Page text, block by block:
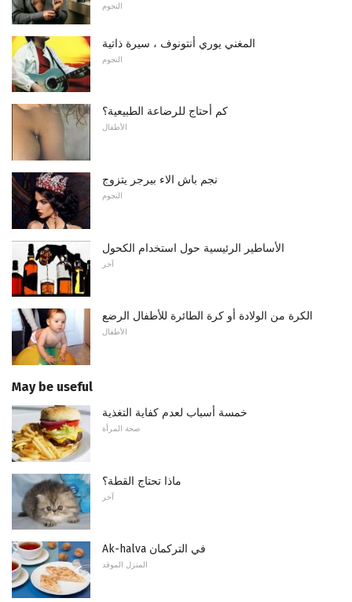
النجوم
المغني يوري أنتونوف ، سيرة ذاتية
النجوم
كم أحتاج للرضاعة الطبيعية؟
الأطفال
نجم باش الاء بيرجر يتزوج
النجوم
الأساطير الرئيسية حول استخدام الكحول
آخر
الكرة من الولادة أو كرة الطائرة للأطفال الرضع
الأطفال
May be useful
خمسة أسباب لعدم كفاية التغذية
صحة المرأة
ماذا تحتاج القطة؟
آخر
Ak-halva في التركمان
المنزل الموقد